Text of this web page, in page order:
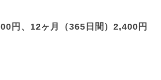
円、12ヶ月（365日間）2,400円